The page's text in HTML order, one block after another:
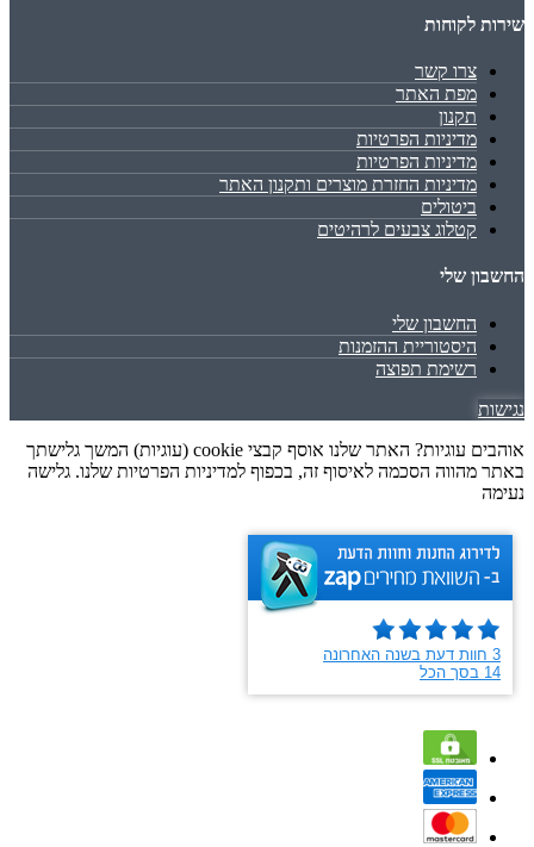
שירות לקוחות
צרו קשר
מפת האתר
תקנון
מדיניות הפרטיות
מדיניות הפרטיות
מדיניות החזרת מוצרים ותקנון האתר
ביטולים
קטלוג צבעים לרהיטים
החשבון שלי
החשבון שלי
היסטוריית ההזמנות
רשימת תפוצה
נגישות
אוהבים עוגיות? האתר שלנו אוסף קבצי cookie (עוגיות) המשך גלישתך
באתר מהווה הסכמה לאיסוף זה, בכפוף למדיניות הפרטיות שלנו. גלישה
נעימה